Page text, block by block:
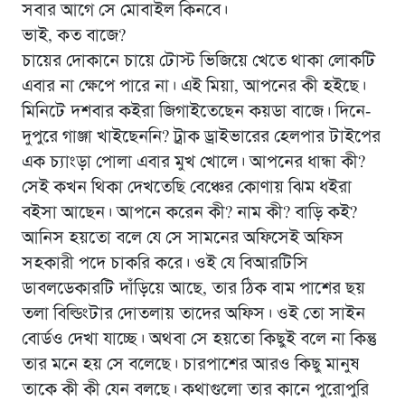
সবার আগে সে মোবাইল কিনবে।
ভাই, কত বাজে?
চায়ের দোকানে চায়ে টোস্ট ভিজিয়ে খেতে থাকা লোকটি
এবার না ক্ষেপে পারে না। এই মিয়া, আপনের কী হইছে।
মিনিটে দশবার কইরা জিগাইতেছেন কয়ডা বাজে। দিনে-
দুপুরে গাঞ্জা খাইছেননি? ট্রাক ড্রাইভারের হেলপার টাইপের
এক চ্যাংড়া পোলা এবার মুখ খোলে। আপনের ধান্ধা কী?
সেই কখন থিকা দেখতেছি বেঞ্চের কোণায় ঝিম ধইরা
বইসা আছেন। আপনে করেন কী? নাম কী? বাড়ি কই?
আনিস হয়তো বলে যে সে সামনের অফিসেই অফিস
সহকারী পদে চাকরি করে। ওই যে বিআরটিসি
ডাবলডেকারটি দাঁড়িয়ে আছে, তার ঠিক বাম পাশের ছয়
তলা বিল্ডিংটার দোতলায় তাদের অফিস। ওই তো সাইন
বোর্ডও দেখা যাচ্ছে। অথবা সে হয়তো কিছুই বলে না কিন্তু
তার মনে হয় সে বলেছে। চারপাশের আরও কিছু মানুষ
তাকে কী কী যেন বলছে। কথাগুলো তার কানে পুরোপুরি